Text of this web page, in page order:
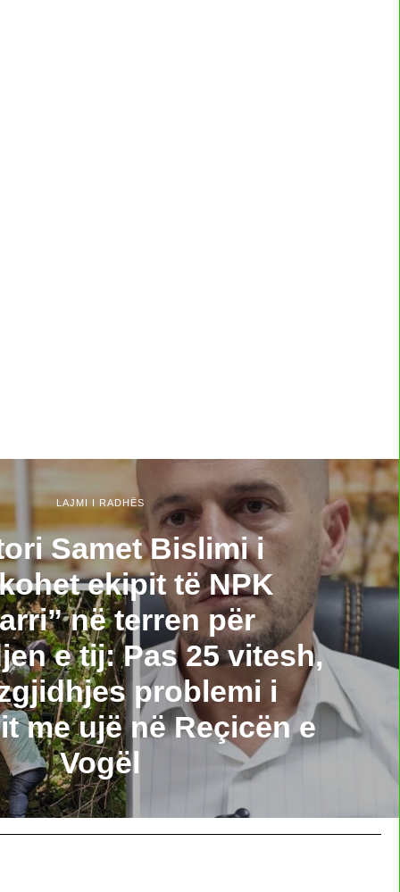
LAJMI I RADHËS
Samet Bislimi i
ekipit të NPK
në terren për
e tij: Pas 25 vitesh,
problemi i
me ujë në Reçicën e
Vogël